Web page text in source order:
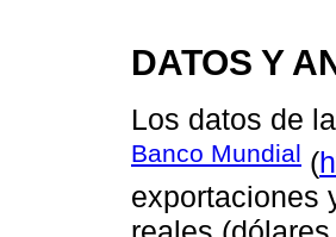
DATOS Y
Los datos de
Banco Mundial (
exportaciones